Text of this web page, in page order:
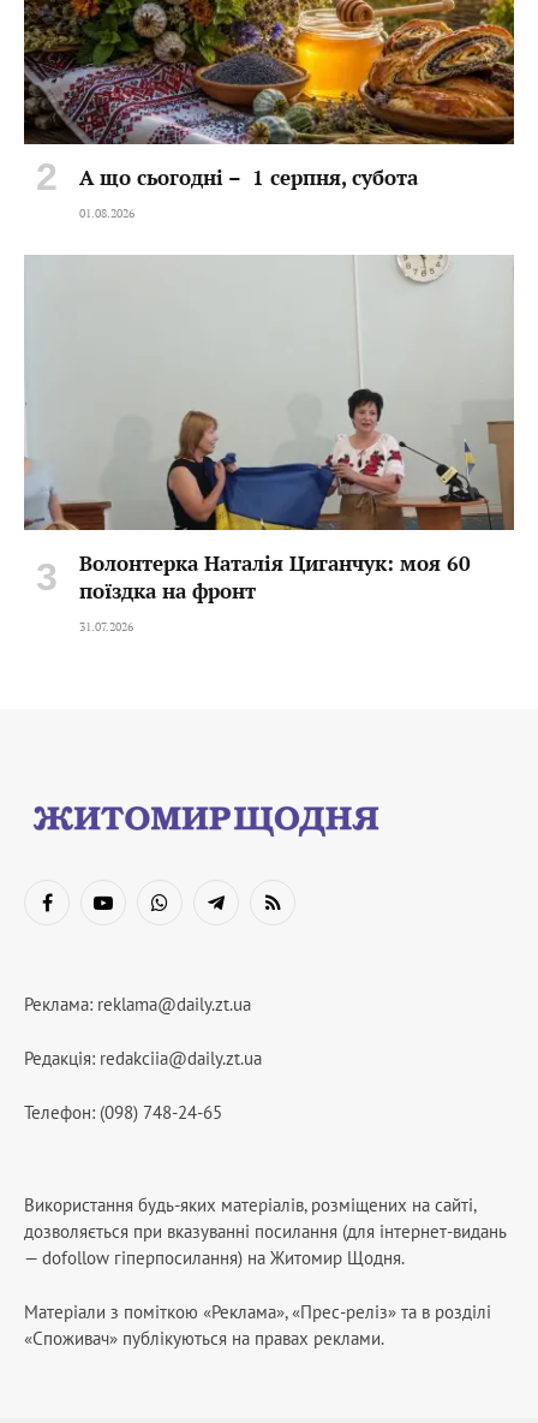
А що сьогодні – 1 серпня, субота
01.08.2026
Волонтерка Наталія Циганчук: моя 60
поїздка на фронт
31.07.2026
FacebookYouTubeWhatsAppTelegramRSS
Реклама: reklama@daily.zt.ua
Редакція: redakciia@daily.zt.ua
Телефон: (098) 748-24-65
Використання будь-яких матеріалів, розміщених на сайті,
дозволяється при вказуванні посилання (для інтернет-видань
— dofollow гіперпосилання) на Житомир Щодня.
Матеріали з поміткою «Реклама», «Прес-реліз» та в розділі
«Споживач» публікуються на правах реклами.